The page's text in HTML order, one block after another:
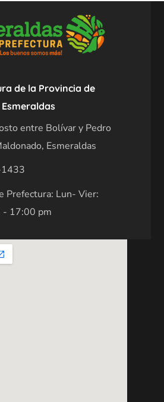
de la Provincia de
Esmeraldas
entre Bolívar y Pedro
Esmeraldas
Prefectura: Lun- Vier:
- 17:00 pm